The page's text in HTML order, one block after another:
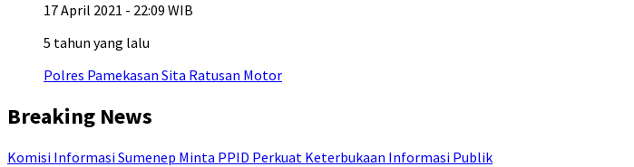
17 April 2021 - 22:09 WIB
5 tahun yang lalu
Polres Pamekasan Sita Ratusan Motor
Breaking News
Komisi Informasi Sumenep Minta PPID Perkuat Keterbukaan Informasi Publik